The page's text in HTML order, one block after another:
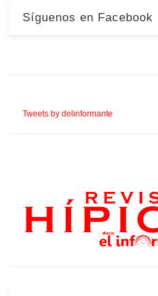
Síguenos en Facebook
Tweets by delinformante